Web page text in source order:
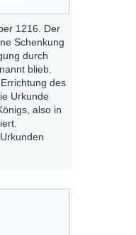
1216. Der
Schenkung
durch
blieb.
des
Urkunde
also in